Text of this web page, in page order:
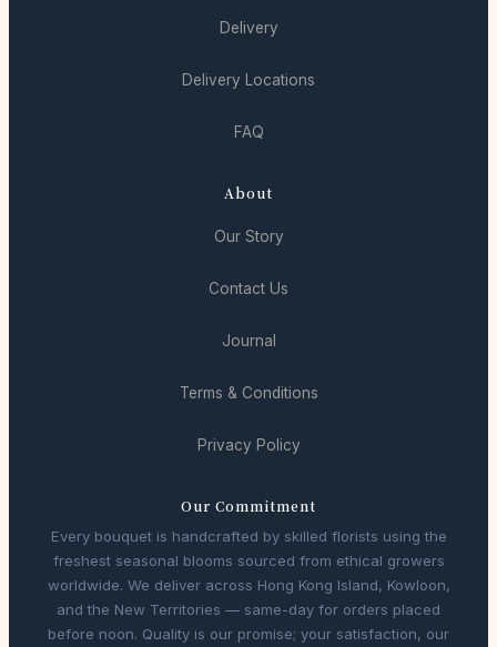
Delivery
Delivery Locations
FAQ
About
Our Story
Contact Us
Journal
Terms & Conditions
Privacy Policy
Our Commitment
Every bouquet is handcrafted by skilled florists using the
freshest seasonal blooms sourced from ethical growers
worldwide. We deliver across Hong Kong Island, Kowloon,
and the New Territories — same-day for orders placed
before noon. Quality is our promise; your satisfaction, our